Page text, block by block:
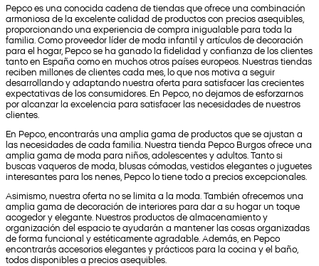
Pepco es una conocida cadena de tiendas que ofrece una combinación
armoniosa de la excelente calidad de productos con precios asequibles,
proporcionando una experiencia de compra inigualable para toda la
familia. Como proveedor líder de moda infantil y artículos de decoración
para el hogar, Pepco se ha ganado la fidelidad y confianza de los clientes
tanto en España como en muchos otros países europeos. Nuestras tiendas
reciben millones de clientes cada mes, lo que nos motiva a seguir
desarrollando y adaptando nuestra oferta para satisfacer las crecientes
expectativas de los consumidores. En Pepco, no dejamos de esforzarnos
por alcanzar la excelencia para satisfacer las necesidades de nuestros
clientes.
En Pepco, encontrarás una amplia gama de productos que se ajustan a
las necesidades de cada familia. Nuestra tienda Pepco Burgos ofrece una
amplia gama de moda para niños, adolescentes y adultos. Tanto si
buscas vaqueros de moda, blusas cómodas, vestidos elegantes o juguetes
interesantes para los nenes, Pepco lo tiene todo a precios excepcionales.
Asimismo, nuestra oferta no se limita a la moda. También ofrecemos una
amplia gama de decoración de interiores para dar a su hogar un toque
acogedor y elegante. Nuestros productos de almacenamiento y
organización del espacio te ayudarán a mantener las cosas organizadas
de forma funcional y estéticamente agradable. Además, en Pepco
encontrarás accesorios elegantes y prácticos para la cocina y el baño,
todos disponibles a precios asequibles.